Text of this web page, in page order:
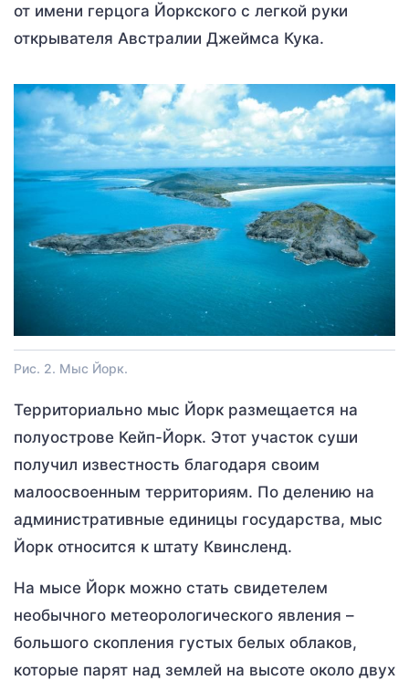
от имени герцога Йоркского с легкой руки
открывателя Австралии Джеймса Кука.
Рис. 2. Мыс Йорк.
Территориально мыс Йорк размещается на
полуострове Кейп-Йорк. Этот участок суши
получил известность благодаря своим
малоосвоенным территориям. По делению на
административные единицы государства, мыс
Йорк относится к штату Квинсленд.
На мысе Йорк можно стать свидетелем
необычного метеорологического явления –
большого скопления густых белых облаков,
которые парят над землей на высоте около двух